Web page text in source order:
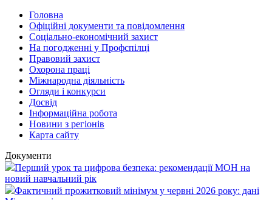
Головна
Офіційні документи та повідомлення
Соціально-економічний захист
На погодженні у Профспілці
Правовий захист
Охорона праці
Міжнародна діяльність
Огляди і конкурси
Досвід
Інформаційна робота
Новини з регіонів
Карта сайту
Документи
Перший урок та цифрова безпека: рекомендації МОН на
новий навчальний рік
Фактичний прожитковий мінімум у червні 2026 року: дані